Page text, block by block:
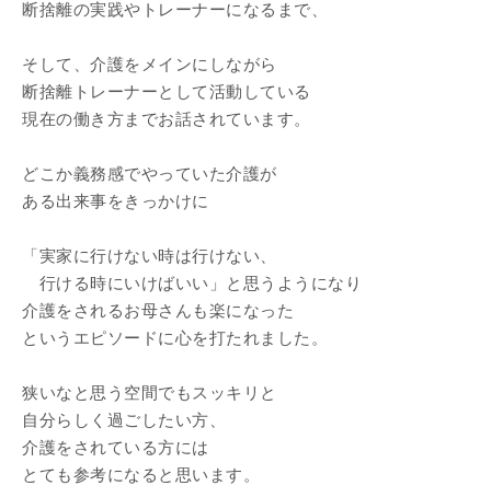
断捨離の実践やトレーナーになるまで、
そして、介護をメインにしながら
断捨離トレーナーとして活動している
現在の働き方までお話されています。
どこか義務感でやっていた介護が
ある出来事をきっかけに
「実家に行けない時は行けない、
行ける時にいけばいい」と思うようになり
介護をされるお母さんも楽になった
というエピソードに心を打たれました。
狭いなと思う空間でもスッキリと
自分らしく過ごしたい方、
介護をされている方には
とても参考になると思います。